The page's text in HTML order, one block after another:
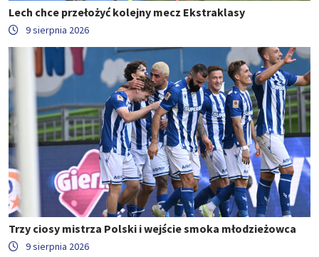
Lech chce przełożyć kolejny mecz Ekstraklasy
9 sierpnia 2026
Trzy ciosy mistrza Polski i wejście smoka młodzieżowca
9 sierpnia 2026